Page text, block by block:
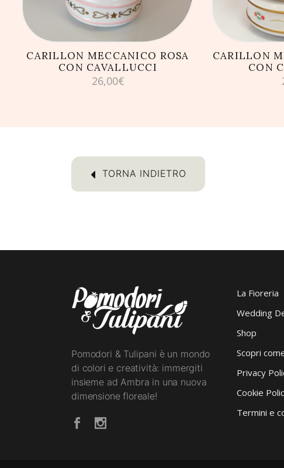
CARILLON MECCANICO ROSA
CON CAVALLUCCI
26,00€
CARILLON
CON
TORNA INDIETRO
Pomodori & Tulipani è un mondo
di colori e creatività: immergiti
insieme ad Ambra in una nuova
dimensione floreale!
La Fioreria
Wedding
Shop
Scopri
Privacy
Cookie
Termini e